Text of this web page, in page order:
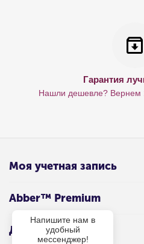
Гарантия
Нашли дешевле? Вернем
Моя учетная запись
Abber™ Premium
Для клиента
Напишите нам в
удобный
мессенджер!